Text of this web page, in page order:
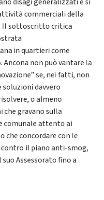
commerciali della
Il sottoscritto critica
in quartieri come
non può vantare la
se, nei fatti, non
davvero
o almeno
che gravano sulla
comunale attento ai
che concordare con le
il piano anti-smog,
Assessorato fino a